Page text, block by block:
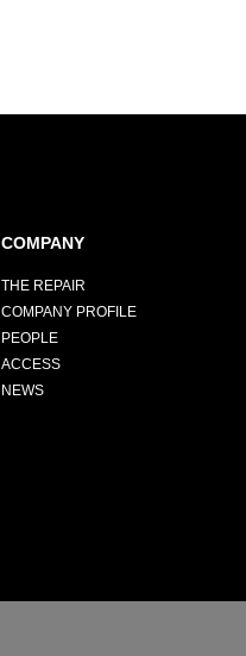
COMPANY
THE REPAIR
COMPANY PROFILE
PEOPLE
ACCESS
NEWS